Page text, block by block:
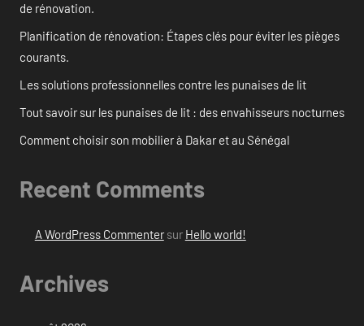
de rénovation.
Planification de rénovation: Étapes clés pour éviter les pièges
courants.
Les solutions professionnelles contre les punaises de lit
Tout savoir sur les punaises de lit : des envahisseurs nocturnes
Comment choisir son mobilier à Dakar et au Sénégal
Recent Comments
A WordPress Commentersur Hello world!
Archives